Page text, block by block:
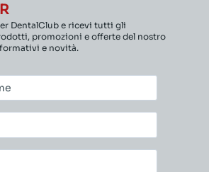
DentalClub e ricevi tutti gli
promozioni e offerte del nostro
e novità.